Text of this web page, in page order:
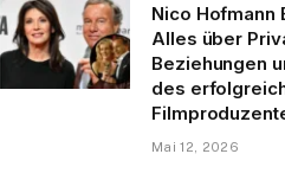
Nico Hofmann
Alles über
Beziehungen
des
Mai 12, 2026